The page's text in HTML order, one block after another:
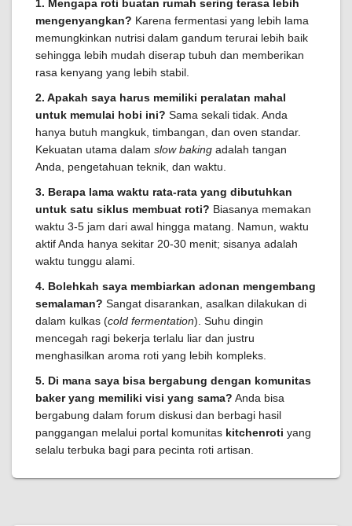
1. Mengapa roti buatan rumah sering terasa lebih
mengenyangkan? Karena fermentasi yang lebih lama
memungkinkan nutrisi dalam gandum terurai lebih baik
sehingga lebih mudah diserap tubuh dan memberikan
rasa kenyang yang lebih stabil.
2. Apakah saya harus memiliki peralatan mahal
untuk memulai hobi ini? Sama sekali tidak. Anda
hanya butuh mangkuk, timbangan, dan oven standar.
Kekuatan utama dalam slow baking adalah tangan
Anda, pengetahuan teknik, dan waktu.
3. Berapa lama waktu rata-rata yang dibutuhkan
untuk satu siklus membuat roti? Biasanya memakan
waktu 3-5 jam dari awal hingga matang. Namun, waktu
aktif Anda hanya sekitar 20-30 menit; sisanya adalah
waktu tunggu alami.
4. Bolehkah saya membiarkan adonan mengembang
semalaman? Sangat disarankan, asalkan dilakukan di
dalam kulkas (cold fermentation). Suhu dingin
mencegah ragi bekerja terlalu liar dan justru
menghasilkan aroma roti yang lebih kompleks.
5. Di mana saya bisa bergabung dengan komunitas
baker yang memiliki visi yang sama? Anda bisa
bergabung dalam forum diskusi dan berbagi hasil
panggangan melalui portal komunitas kitchenroti yang
selalu terbuka bagi para pecinta roti artisan.